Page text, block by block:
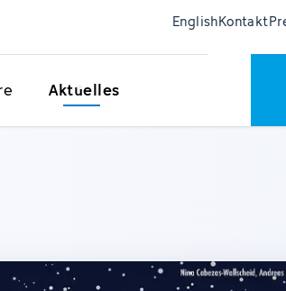
EnglishKontakt
Aktuelles